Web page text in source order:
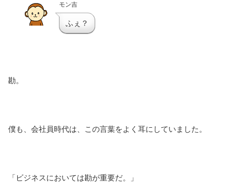
モン吉
ふぇ？
勘。
僕も、会社員時代は、この言葉をよく耳にしていました。
「ビジネスにおいては勘が重要だ。」